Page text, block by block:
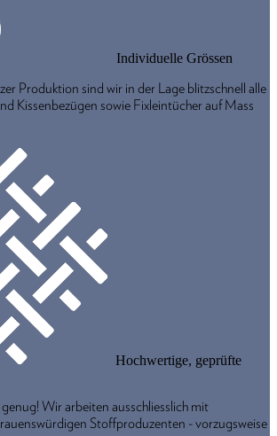
Individuelle Grössen
Produktion sind wir in der Lage blitzschnell alle
Kissenbezügen sowie Fixleintücher auf Mass
Hochwertige, geprüfte
Wir arbeiten ausschliesslich mit
Stoffproduzenten - vorzugsweise